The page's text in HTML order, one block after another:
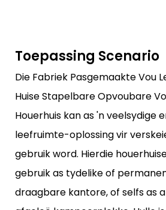
Toepassing Scenario
Die Fabriek Pasgemaakte Vou
Huise Stapelbare Opvoubare
Houerhuis kan as 'n veelsydige
leefruimte-oplossing vir
gebruik word. Hierdie
gebruik as tydelike of
draagbare kantore, of selfs as